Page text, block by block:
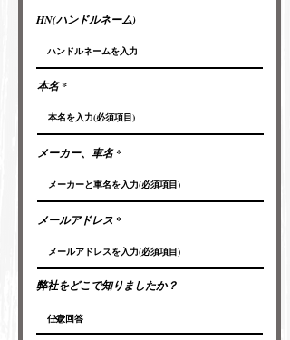
HN(ハンドルネーム)
本名
メーカー、車名
メールアドレス
弊社をどこで知りましたか？